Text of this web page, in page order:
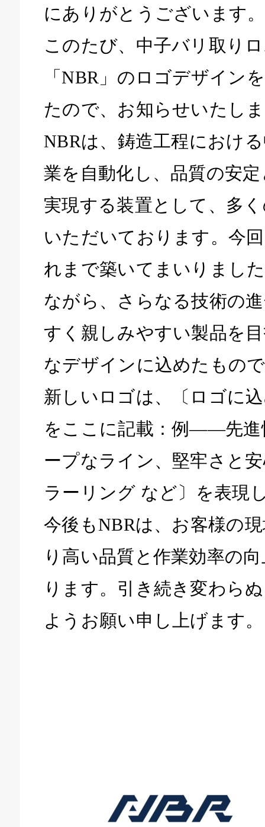
にありがとうございます。
このたび、中子バリ取り
「NBR」のロゴデザイン
たので、お知らせいたし
NBRは、鋳造工程におけ
業を自動化し、品質の安
実現する装置として、多
いただいております。今
れまで築いてまいりまし
ながら、さらなる技術の
すく親しみやすい製品を
なデザインに込めたもの
新しいロゴは、〔ロゴに
をここに記載：例——先進
ープなライン、堅牢さと
ラーリング など〕を表現
今後もNBRは、お客様の
り高い品質と作業効率の
ります。引き続き変わら
ようお願い申し上げます。